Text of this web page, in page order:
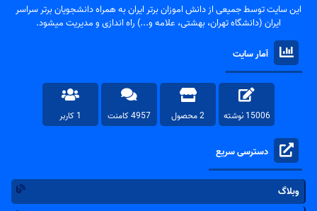
این سایت توسط جمیعی از دانش اموزان برتر ایران به همراه دانشجویان برتر سراسر
ایران (دانشگاه تهران، بهشتی، علامه و...) راه اندازی و مدیریت میشود.
آمار سایت
15006 نوشته 2 محصول 4957 کامنت 1 کاربر
دسترسی سریع
وبلاگ